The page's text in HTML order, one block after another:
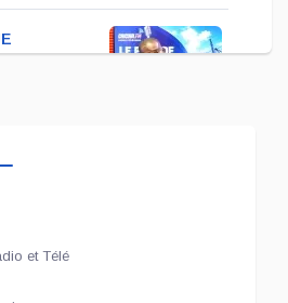
pour
et Télé